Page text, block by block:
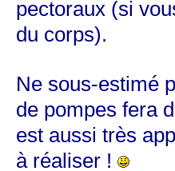
pectoraux (si
du corps).
Ne sous-estimé
de pompes fera
est aussi très
à réaliser !